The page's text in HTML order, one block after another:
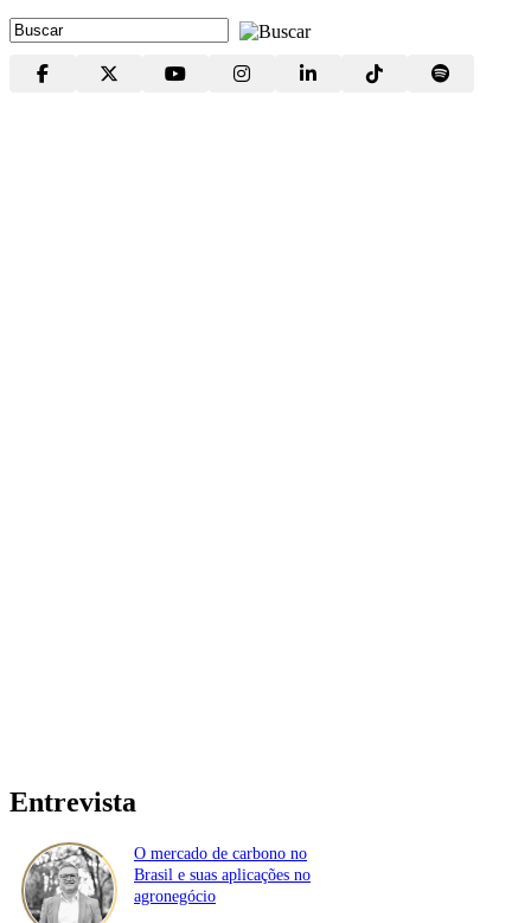
Entrevista
O mercado de carbono no
Brasil e suas aplicações no
agronegócio